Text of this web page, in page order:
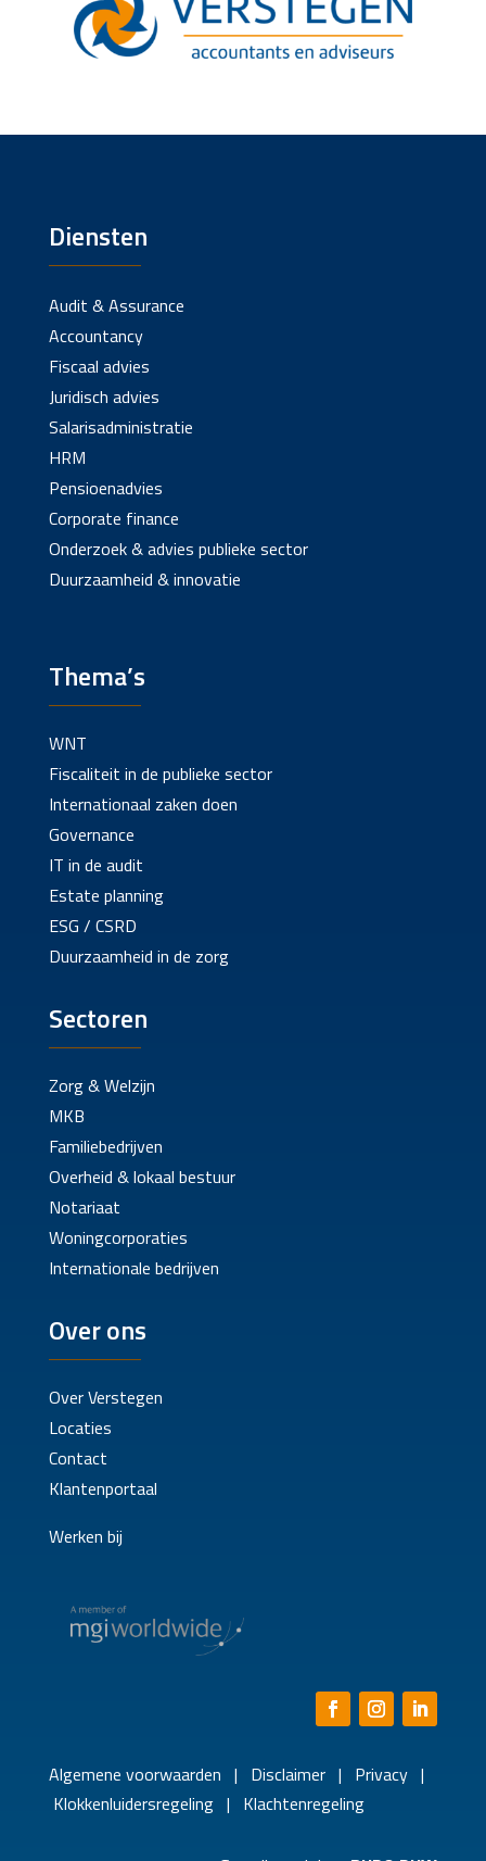
Diensten
Audit & Assurance
Accountancy
Fiscaal advies
Juridisch advies
Salarisadministratie
HRM
Pensioenadvies
Corporate finance
Onderzoek & advies publieke sector
Duurzaamheid & innovatie
Thema’s
WNT
Fiscaliteit in de publieke sector
Internationaal zaken doen
Governance
IT in de audit
Estate planning
ESG / CSRD
Duurzaamheid in de zorg
Sectoren
Zorg & Welzijn
MKB
Familiebedrijven
Overheid & lokaal bestuur
Notariaat
Woningcorporaties
Internationale bedrijven
Over ons
Over Verstegen
Locaties
Contact
Klantenportaal
Werken bij
Algemene voorwaarden | Disclaimer| Privacy|
Klokkenluidersregeling| Klachtenregeling